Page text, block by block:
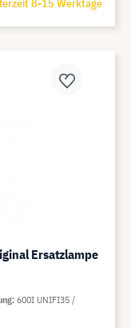
8-15 Werktage
Ersatzlampe
600I UNIFI35